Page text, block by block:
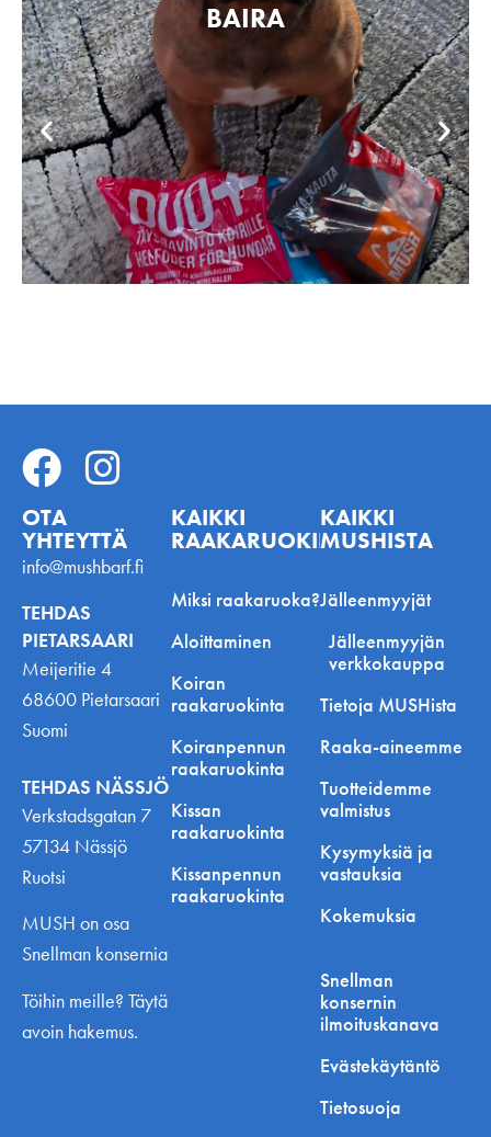
BAIRA
OTA
YHTEYTTÄ
info@mushbarf.fi
TEHDAS
PIETARSAARI
Meijeritie 4
68600 Pietarsaari
Suomi
TEHDAS NÄSSJÖ
Verkstadsgatan 7
57134 Nässjö
Ruotsi
MUSH on osa
Snellman konsernia
Töihin meille? Täytä
avoin hakemus.
KAIKKI
RAAKARUOKINNASTA
Miksi raakaruoka?
Aloittaminen
Koiran
raakaruokinta
Koiranpennun
raakaruokinta
Kissan
raakaruokinta
Kissanpennun
raakaruokinta
KAIKKI
MUSHISTA
Jälleenmyyjät
Jälleenmyyjän
verkkokauppa
Tietoja MUSHista
Raaka-aineemme
Tuotteidemme
valmistus
Kysymyksiä ja
vastauksia
Kokemuksia
Snellman
konsernin
ilmoituskanava
Evästekäytäntö
Tietosuoja